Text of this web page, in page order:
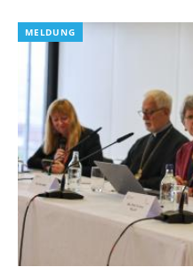
MELDUNG